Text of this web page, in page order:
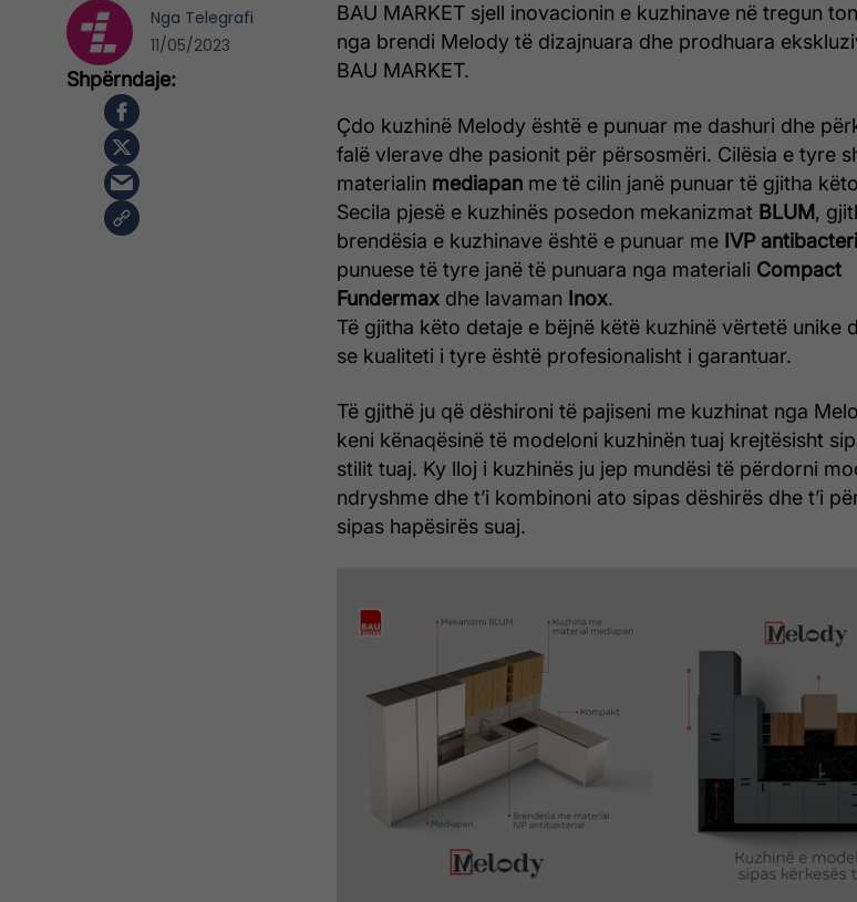
BAU MARKET sjell inovacionin e kuzhinave në tregun
nga brendi Melody të dizajnuara dhe prodhuara
BAU MARKET.
Çdo kuzhinë Melody është e punuar me dashuri dhe
falë vlerave dhe pasionit për përsosmëri. Cilësia e tyre
materialin mediapan me të cilin janë punuar të gjitha
Secila pjesë e kuzhinës posedon mekanizmat BLUM,
brendësia e kuzhinave është e punuar me IVP
punuese të tyre janë të punuara nga materiali Compact
Fundermax dhe lavaman Inox.
Të gjitha këto detaje e bëjnë këtë kuzhinë vërtetë unike
se kualiteti i tyre është profesionalisht i garantuar.
Të gjithë ju që dëshironi të pajiseni me kuzhinat nga
keni kënaqësinë të modeloni kuzhinën tuaj krejtësisht
stilit tuaj. Ky lloj i kuzhinës ju jep mundësi të përdorni
ndryshme dhe t’i kombinoni ato sipas dëshirës dhe t’i
sipas hapësirës suaj.
Nga Telegrafi
11/05/2023